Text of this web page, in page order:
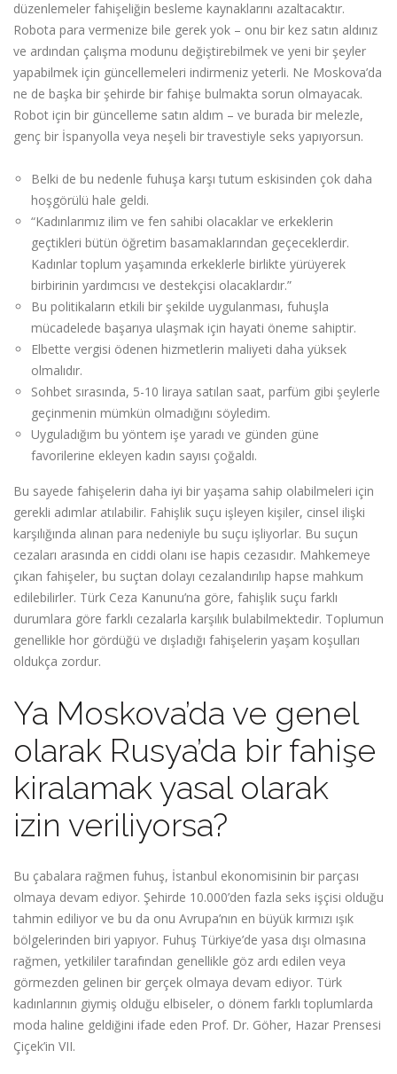
düzenlemeler fahişeliğin besleme kaynaklarını azaltacaktır.
Robota para vermenize bile gerek yok – onu bir kez satın aldınız
ve ardından çalışma modunu değiştirebilmek ve yeni bir şeyler
yapabilmek için güncellemeleri indirmeniz yeterli. Ne Moskova’da
ne de başka bir şehirde bir fahişe bulmakta sorun olmayacak.
Robot için bir güncelleme satın aldım – ve burada bir melezle,
genç bir İspanyolla veya neşeli bir travestiyle seks yapıyorsun.
Belki de bu nedenle fuhuşa karşı tutum eskisinden çok daha
hoşgörülü hale geldi.
“Kadınlarımız ilim ve fen sahibi olacaklar ve erkeklerin
geçtikleri bütün öğretim basamakların­dan geçeceklerdir.
Kadınlar toplum yaşamında erkek­lerle birlikte yürüyerek
birbirinin yardımcısı ve destekçisi olacaklardır.”
Bu politikaların etkili bir şekilde uygulanması, fuhuşla
mücadelede başarıya ulaşmak için hayati öneme sahiptir.
Elbette vergisi ödenen hizmetlerin maliyeti daha yüksek
olmalıdır.
Sohbet sırasında, 5-10 liraya satılan saat, parfüm gibi şeylerle
geçinmenin mümkün olmadığını söyledim.
Uyguladığım bu yöntem işe yaradı ve günden güne
favorilerine ekleyen kadın sayısı çoğaldı.
Bu sayede fahişelerin daha iyi bir yaşama sahip olabilmeleri için
gerekli adımlar atılabilir. Fahişlik suçu işleyen kişiler, cinsel ilişki
karşılığında alınan para nedeniyle bu suçu işliyorlar. Bu suçun
cezaları arasında en ciddi olanı ise hapis cezasıdır. Mahkemeye
çıkan fahişeler, bu suçtan dolayı cezalandırılıp hapse mahkum
edilebilirler. Türk Ceza Kanunu’na göre, fahişlik suçu farklı
durumlara göre farklı cezalarla karşılık bulabilmektedir. Toplumun
genellikle hor gördüğü ve dışladığı fahişelerin yaşam koşulları
oldukça zordur.
Ya Moskova’da ve genel
olarak Rusya’da bir fahişe
kiralamak yasal olarak
izin veriliyorsa?
Bu çabalara rağmen fuhuş, İstanbul ekonomisinin bir parçası
olmaya devam ediyor. Şehirde 10.000’den fazla seks işçisi olduğu
tahmin ediliyor ve bu da onu Avrupa’nın en büyük kırmızı ışık
bölgelerinden biri yapıyor. Fuhuş Türkiye’de yasa dışı olmasına
rağmen, yetkililer tarafından genellikle göz ardı edilen veya
görmezden gelinen bir gerçek olmaya devam ediyor. Türk
kadınlarının giymiş olduğu elbiseler, o dönem farklı toplumlarda
moda haline geldiğini ifade eden Prof. Dr. Göher, Hazar Prensesi
Çiçek’in VII.